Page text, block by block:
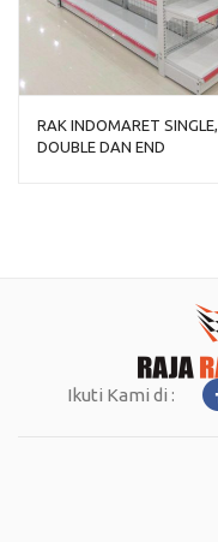
RAK INDOMARET SINGLE,
DOUBLE DAN END
Ikuti Kami di :